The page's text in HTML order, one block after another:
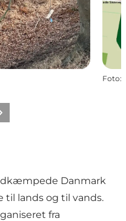
Foto:
Danmark
til lands og til vands.
fra